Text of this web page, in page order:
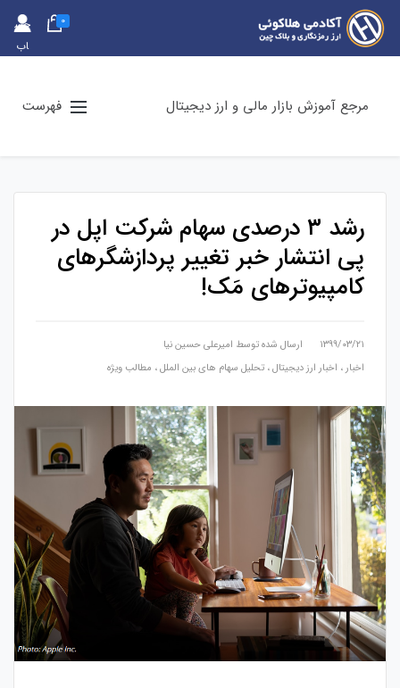
حس
اب
0
مرجع آموزش بازار مالی و ارز دیجیتال فهرست
رشد ۳ درصدی سهام شرکت اپل در
پی انتشار خبر تغییر پردازشگرهای
کامپیوترهای مَک!
۱۳۹۹/۰۳/۲۱ ارسال شده توسط امیرعلی حسین نیا
اخبار ، اخبار ارز دیجیتال، تحلیل سهام های بین الملل، مطالب ویژه